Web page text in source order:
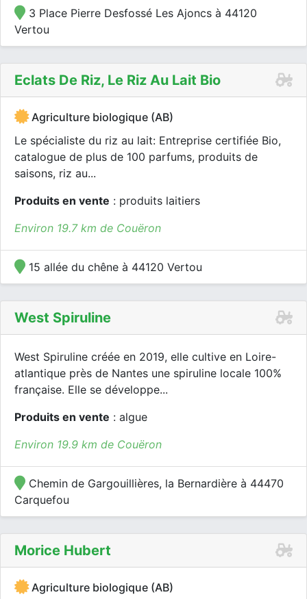
3 Place Pierre Desfossé Les Ajoncs à 44120
Vertou
Eclats De Riz, Le Riz Au Lait Bio
Agriculture biologique (AB)
Le spécialiste du riz au lait: Entreprise certifiée Bio,
catalogue de plus de 100 parfums, produits de
saisons, riz au...
Produits en vente : produits laitiers
Environ 19.7 km de Couëron
15 allée du chêne à 44120 Vertou
West Spiruline
West Spiruline créée en 2019, elle cultive en Loire-
atlantique près de Nantes une spiruline locale 100%
française. Elle se développe...
Produits en vente : algue
Environ 19.9 km de Couëron
Chemin de Gargouillières, la Bernardière à 44470
Carquefou
Morice Hubert
Agriculture biologique (AB)